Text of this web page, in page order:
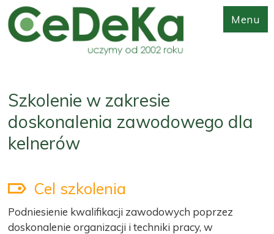
Menu
Szkolenie w zakresie
doskonalenia zawodowego dla
kelnerów
Cel szkolenia
Podniesienie kwalifikacji zawodowych poprzez
doskonalenie organizacji i techniki pracy, w